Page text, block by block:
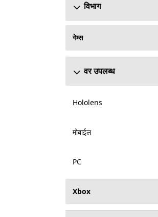
विभाग
गेम्स
वर उपलब्ध
Hololens
मोबाईल
PC
Xbox